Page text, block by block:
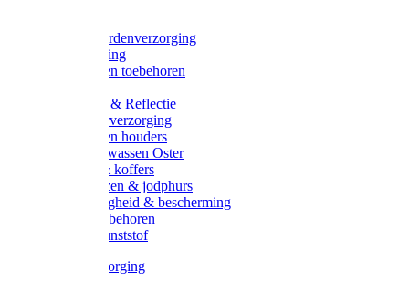
Rapide paardenverzorging
Ruiter kleding
Hoofdstellen toebehoren
Verlichting & Reflectie
Rapide leerverzorging
Likstenen en houders
Poetsen & wassen Oster
Poetssets & koffers
Ruiter laarzen & jodphurs
Ruiter veiligheid & bescherming
Ruiter - toebehoren
Voerbak kunststof
Klauwverzorging